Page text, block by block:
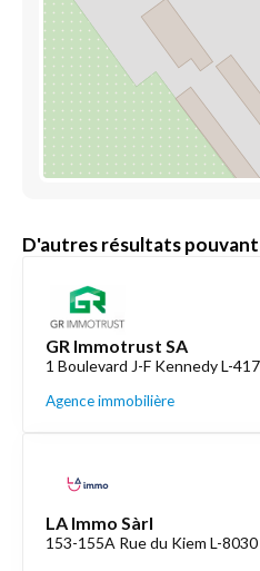
D'autres résultats
GR Immotrust SA
1 Boulevard J-F Kennedy L-
Agence immobilière
LA Immo Sàrl
153-155A Rue du Kiem L-